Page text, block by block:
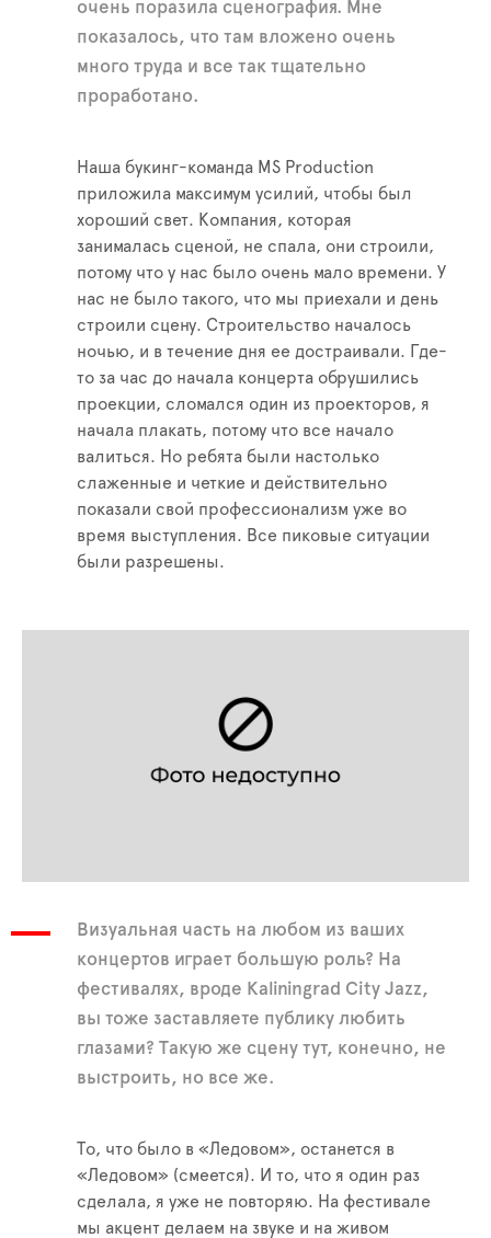
очень поразила сценография. Мне
показалось, что там вложено очень
много труда и все так тщательно
проработано.
Наша букинг-команда MS Production
приложила максимум усилий, чтобы был
хороший свет. Компания, которая
занималась сценой, не спала, они строили,
потому что у нас было очень мало времени. У
нас не было такого, что мы приехали и день
строили сцену. Строительство началось
ночью, и в течение дня ее достраивали. Где-
то за час до начала концерта обрушились
проекции, сломался один из проекторов, я
начала плакать, потому что все начало
валиться. Но ребята были настолько
слаженные и четкие и действительно
показали свой профессионализм уже во
время выступления. Все пиковые ситуации
были разрешены.
Визуальная часть на любом из ваших
концертов играет большую роль? На
фестивалях, вроде Kaliningrad City Jazz,
вы тоже заставляете публику любить
глазами? Такую же сцену тут, конечно, не
выстроить, но все же.
То, что было в «Ледовом», останется в
«Ледовом» (смеется). И то, что я один раз
сделала, я уже не повторяю. На фестивале
мы акцент делаем на звуке и на живом